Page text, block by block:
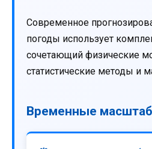
Современное
погоды использует
сочетающий физические
статистические методы и
Временные